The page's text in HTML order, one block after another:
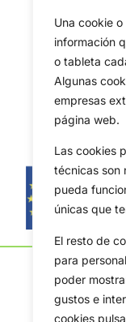
Una cookie
información
o tableta
Algunas
empresas
página web.
Las cookies
técnicas son
pueda
únicas que
El resto de
para
poder
gustos e
cookies